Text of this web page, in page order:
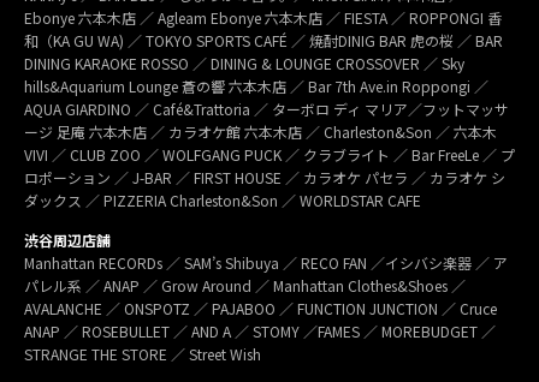
Ebonye 六本木店 ／ Agleam Ebonye 六本木店 ／ FIESTA ／ ROPPONGI 香
和（KA GU WA) ／ TOKYO SPORTS CAFÉ ／ 焼酎DINIG BAR 虎の桜 ／ BAR
DINING KARAOKE ROSSO ／ DINING & LOUNGE CROSSOVER ／ Sky
hills&Aquarium Lounge 蒼の響 六本木店 ／ Bar 7th Ave.in Roppongi ／
AQUA GIARDINO ／ Café&Trattoria ／ ターボロ ディ マリア／フットマッサ
ージ 足庵 六本木店 ／ カラオケ館 六本木店 ／ Charleston&Son ／ 六本木
VIVI ／ CLUB ZOO ／ WOLFGANG PUCK ／ クラブライト ／ Bar FreeLe ／ プ
ロポーション ／ J-BAR ／ FIRST HOUSE ／ カラオケ パセラ ／ カラオケ シ
ダックス ／ PIZZERIA Charleston&Son ／ WORLDSTAR CAFE
渋谷周辺店舗
Manhattan RECORDs ／ SAM’s Shibuya ／ RECO FAN ／イシバシ楽器 ／ ア
パレル系 ／ ANAP ／ Grow Around ／ Manhattan Clothes&Shoes ／
AVALANCHE ／ ONSPOTZ ／ PAJABOO ／ FUNCTION JUNCTION ／ Cruce
ANAP ／ ROSEBULLET ／ AND A ／ STOMY ／FAMES ／ MOREBUDGET ／
STRANGE THE STORE ／ Street Wish